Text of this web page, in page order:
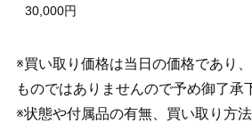
30,000円
※買い取り価格は当日の価格であり
ものではありませんので予め御了承
※状態や付属品の有無、買い取り方